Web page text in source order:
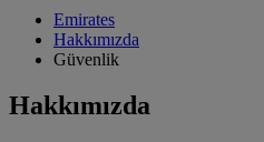
Emirates
Hakkımızda
Güvenlik
Hakkımızda